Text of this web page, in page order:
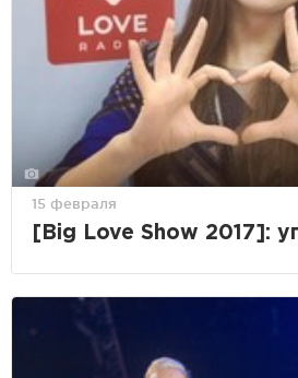
15 февраля
[Big Love Show 2017]: